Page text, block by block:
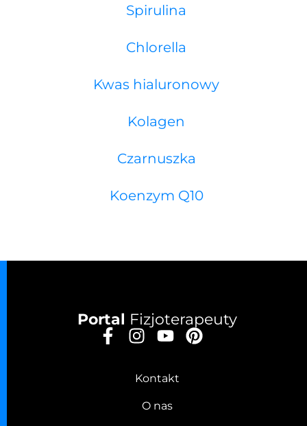
Spirulina
Chlorella
Kwas hialuronowy
Kolagen
Czarnuszka
Koenzym Q10
Portal Fizjoterapeuty
Kontakt
O nas